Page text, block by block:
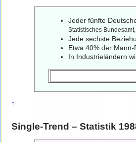
Jeder fünfte
Statistisches
Jede sechste
Etwa 40% der
In Industrieländern
↑
Single-Trend – Statistik